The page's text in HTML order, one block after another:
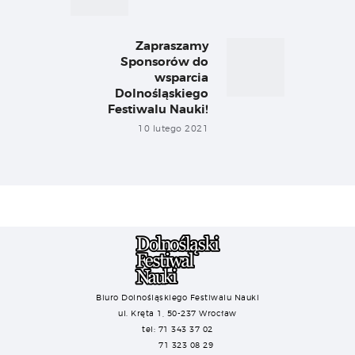
Next
Zapraszamy
Sponsorów do
wsparcia
Dolnośląskiego
Festiwalu Nauki!
10 lutego 2021
Biuro Dolnośląskiego Festiwalu Nauki
ul. Kręta 1, 50-237 Wrocław
tel: 71 343 37 02
71 323 08 29